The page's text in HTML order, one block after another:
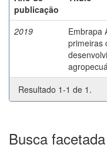
publicação
2019
Embrapa
primeiras
Resultado 1-1 de 1.
Busca facetada